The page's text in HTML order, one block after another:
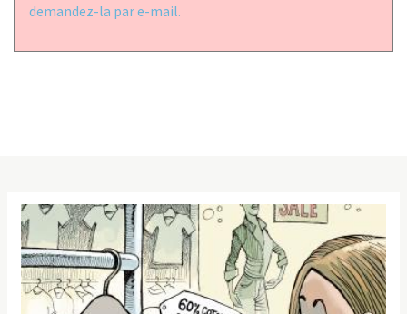
demandez-la par e-mail.